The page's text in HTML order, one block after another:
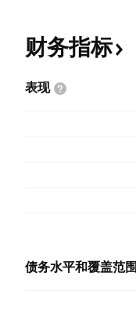
财务指标
表现
债务水平和覆盖范围